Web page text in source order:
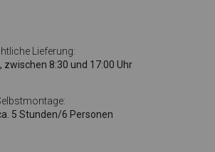
Lieferung:
zwischen 8:30 und 17:00 Uhr
5 Stunden/6 Personen